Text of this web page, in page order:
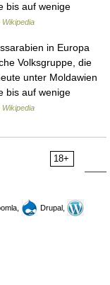
bis auf wenige
in Europa
Volksgruppe, die
unter Moldawien
bis auf wenige
18+
Drupal,